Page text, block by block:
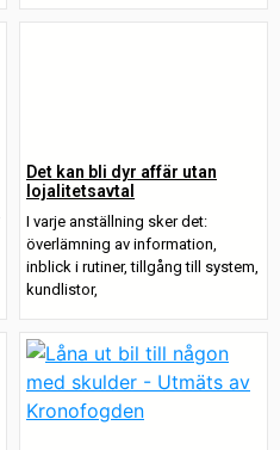
Det kan bli dyr affär utan
lojalitetsavtal
I varje anställning sker det:
överlämning av information,
inblick i rutiner, tillgång till system,
kundlistor,